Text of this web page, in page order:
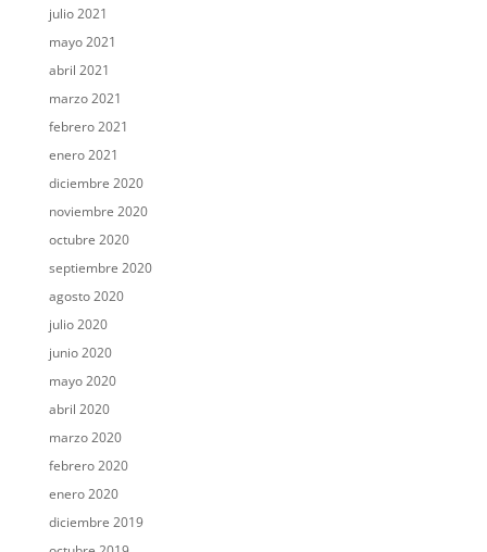
julio 2021
mayo 2021
abril 2021
marzo 2021
febrero 2021
enero 2021
diciembre 2020
noviembre 2020
octubre 2020
septiembre 2020
agosto 2020
julio 2020
junio 2020
mayo 2020
abril 2020
marzo 2020
febrero 2020
enero 2020
diciembre 2019